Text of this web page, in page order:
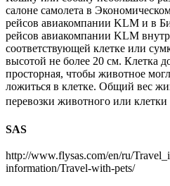
салоне самолета в
рейсов авиакомпании KLM и в
рейсов авиакомпании KLM
соответствующей клетке или
высотой не более 20 см. Клетка
просторная, чтобы животное
ложиться в клетке. Общий вес
перевозки животного или
SAS
http://www.flysas.com/en/ru/
information/Travel-with-pets/